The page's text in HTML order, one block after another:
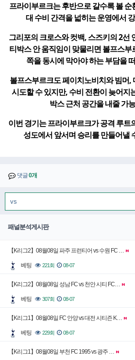
프라이부르크는 후반으로 갈수록 볼
대 수비 간격을 넓히는 운영에서
그리포의 크로스와 컷백, 스즈키의 2선
티박스 안 움직임이 맞물리면 볼프스
쪽을 동시에 막아야 하는 부담을
볼프스부르크도 페이치노비치와 빔머,
시도할 수 있지만, 수비 전환이 늦어지
박스 근처 공간을 내줄 가
이번 경기는 프라이부르크가 공격 루트
성도에서 앞서며 승리를 만들어낼
댓글0개
패널분석게시판
【K리그2】08월08일 파주 프런티어 vs 수원 FC …
베팅 221회 08-07
【K리그2】08월08일 성남 FC vs 천안 시티 FC…
베팅 307회 08-07
【K리그1】08월08일 FC 안양 vs 대전 시티즌 K…
베팅 229회 08-07
【K리그1】08월08일 부천 FC 1995 vs 광주 …